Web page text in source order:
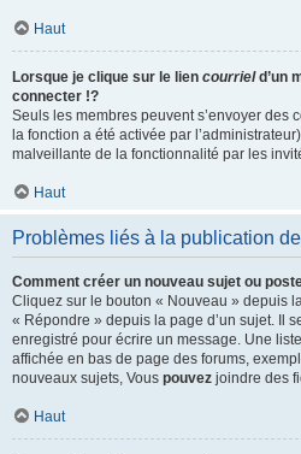
Haut
Lorsque je clique sur le lien courrield’un
connecter !?
Seuls les membres peuvent s’envoyer des
la fonction a été activée par
malveillante de la fonctionnalité par les
Haut
Problèmes liés à la publication
Comment créer un nouveau sujet ou
Cliquez sur le bouton « Nouveau » depuis
« Répondre » depuis la page d’un sujet. Il
enregistré pour écrire un message. Une
affichée en bas de page des forums,
nouveaux sujets, Vous pouvez joindre des
Haut